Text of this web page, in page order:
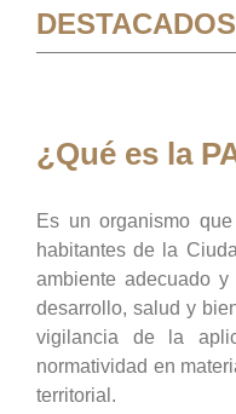
DESTACADOS
¿Qué es la
Es un organismo
habitantes de la
ambiente adecuado
desarrollo, salud y
vigilancia de la
normatividad en
territorial.